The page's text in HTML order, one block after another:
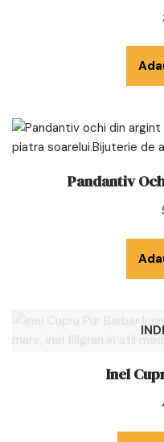
Pandantiv
Inel